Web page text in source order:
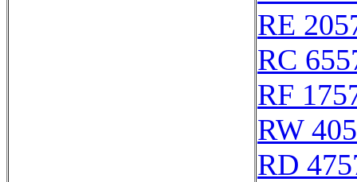
RE
RC
RF
RW
RD